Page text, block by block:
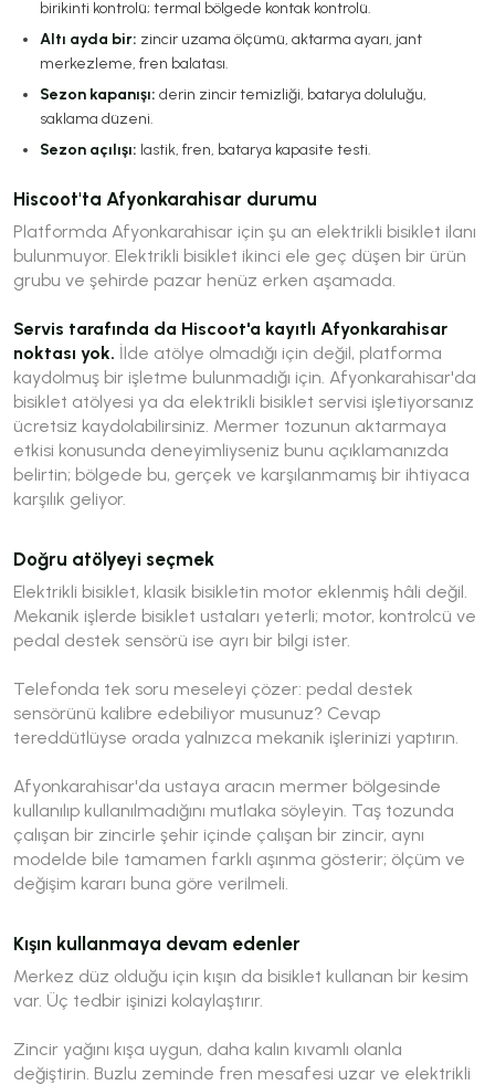
birikinti kontrolü; termal bölgede kontak kontrolü.
Altı ayda bir: zincir uzama ölçümü, aktarma ayarı, jant
merkezleme, fren balatası.
Sezon kapanışı: derin zincir temizliği, batarya doluluğu,
saklama düzeni.
Sezon açılışı: lastik, fren, batarya kapasite testi.
Hiscoot'ta Afyonkarahisar durumu
Platformda Afyonkarahisar için şu an elektrikli bisiklet ilanı
bulunmuyor. Elektrikli bisiklet ikinci ele geç düşen bir ürün
grubu ve şehirde pazar henüz erken aşamada.
Servis tarafında da Hiscoot'a kayıtlı Afyonkarahisar
noktası yok. İlde atölye olmadığı için değil, platforma
kaydolmuş bir işletme bulunmadığı için. Afyonkarahisar'da
bisiklet atölyesi ya da elektrikli bisiklet servisi işletiyorsanız
ücretsiz kaydolabilirsiniz. Mermer tozunun aktarmaya
etkisi konusunda deneyimliyseniz bunu açıklamanızda
belirtin; bölgede bu, gerçek ve karşılanmamış bir ihtiyaca
karşılık geliyor.
Doğru atölyeyi seçmek
Elektrikli bisiklet, klasik bisikletin motor eklenmiş hâli değil.
Mekanik işlerde bisiklet ustaları yeterli; motor, kontrolcü ve
pedal destek sensörü ise ayrı bir bilgi ister.
Telefonda tek soru meseleyi çözer: pedal destek
sensörünü kalibre edebiliyor musunuz? Cevap
tereddütlüyse orada yalnızca mekanik işlerinizi yaptırın.
Afyonkarahisar'da ustaya aracın mermer bölgesinde
kullanılıp kullanılmadığını mutlaka söyleyin. Taş tozunda
çalışan bir zincirle şehir içinde çalışan bir zincir, aynı
modelde bile tamamen farklı aşınma gösterir; ölçüm ve
değişim kararı buna göre verilmeli.
Kışın kullanmaya devam edenler
Merkez düz olduğu için kışın da bisiklet kullanan bir kesim
var. Üç tedbir işinizi kolaylaştırır.
Zincir yağını kışa uygun, daha kalın kıvamlı olanla
değiştirin. Buzlu zeminde fren mesafesi uzar ve elektrikli